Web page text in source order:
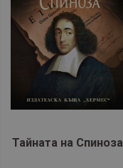
Тайната на Спиноза